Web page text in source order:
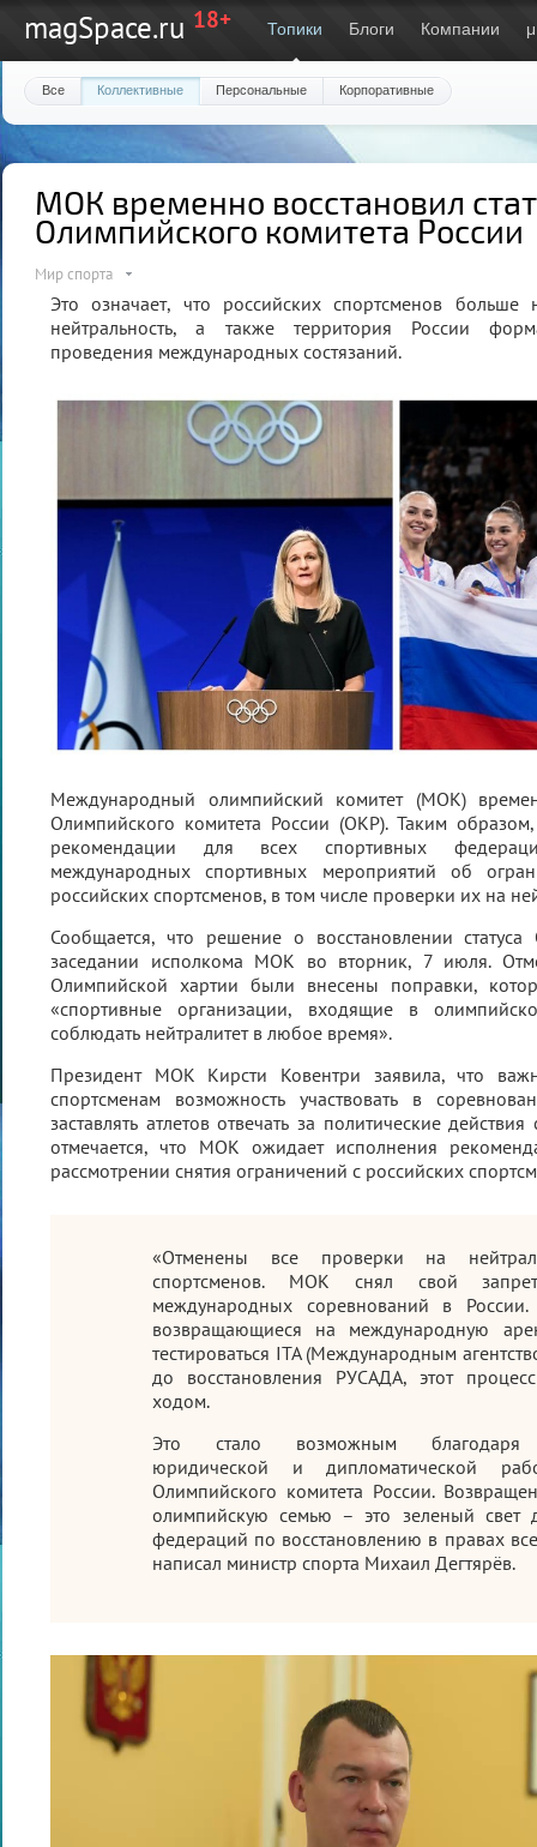
magSpace.ru 18+ Топики Блоги Компании μ
Все Коллективные Персональные Корпоративные
МОК временно восстановил
Олимпийского комитета России
Мир спорта
Это означает, что российских спортсменов больше
нейтральность, а также территория России
проведения международных состязаний.
Международный олимпийский комитет (МОК)
Олимпийского комитета России (ОКР). Таким
рекомендации для всех спортивных
международных спортивных мероприятий об
российских спортсменов, в том числе проверки их на
Сообщается, что решение о восстановлении
заседании исполкома МОК во вторник, 7 июля.
Олимпийской хартии были внесены поправки,
«спортивные организации, входящие в
соблюдать нейтралитет в любое время».
Президент МОК Кирсти Ковентри заявила, что
спортсменам возможность участвовать в
заставлять атлетов отвечать за политические
отмечается, что МОК ожидает исполнения
рассмотрении снятия ограничений с российских
«Отменены все проверки на
спортсменов. МОК снял свой
международных соревнований в
возвращающиеся на международную
тестироваться ITA (Международным
до восстановления РУСАДА, этот
ходом.
Это стало возможным благодаря
юридической и дипломатической
Олимпийского комитета России.
олимпийскую семью – это зеленый свет
федераций по восстановлению в правах
написал министр спорта Михаил Дегтярёв.